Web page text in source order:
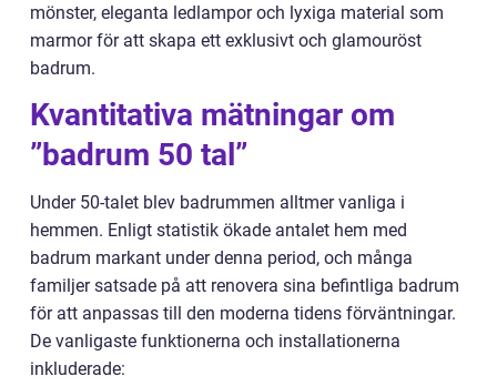
mönster, eleganta ledlampor och lyxiga material som
marmor för att skapa ett exklusivt och glamouröst
badrum.
Kvantitativa mätningar om
”badrum 50 tal”
Under 50-talet blev badrummen alltmer vanliga i
hemmen. Enligt statistik ökade antalet hem med
badrum markant under denna period, och många
familjer satsade på att renovera sina befintliga badrum
för att anpassas till den moderna tidens förväntningar.
De vanligaste funktionerna och installationerna
inkluderade: